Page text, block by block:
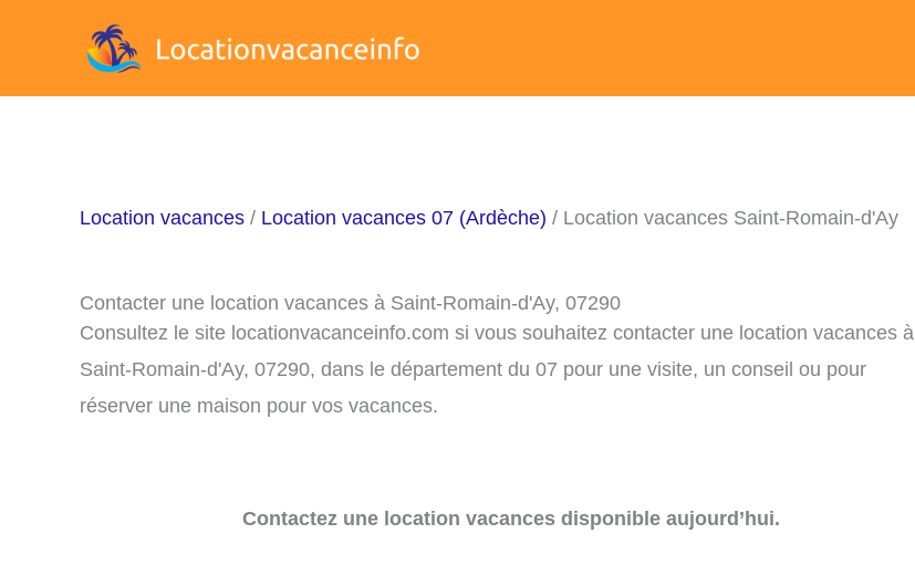
Location vacances / Location vacances 07 (Ardèche) / Location vacances Saint-Romain-d'Ay
Contacter une location vacances à Saint-Romain-d'Ay, 07290
Consultez le site locationvacanceinfo.com si vous souhaitez contacter une location vacances à
Saint-Romain-d'Ay, 07290, dans le département du 07 pour une visite, un conseil ou pour
réserver une maison pour vos vacances.
Contactez une location vacances disponible aujourd’hui.